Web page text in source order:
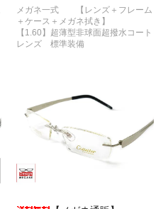
メガネ一式 【レンズ＋フレーム
＋ケース＋メガネ拭き】
【1.60】超薄型非球面超撥水コート
レンズ 標準装備